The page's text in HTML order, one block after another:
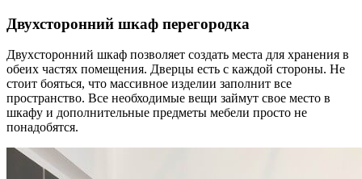
Двухсторонний шкаф перегородка
Двухсторонний шкаф позволяет создать места для хранения в
обеих частях помещения. Дверцы есть с каждой стороны. Не
стоит бояться, что массивное изделии заполнит все
пространство. Все необходимые вещи займут свое место в
шкафу и дополнительные предметы мебели просто не
понадобятся.